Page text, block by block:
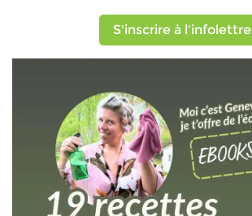
S'inscrire à l'infolettre